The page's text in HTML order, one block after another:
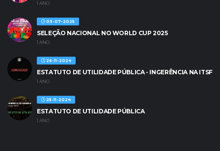
1 ANO
09-07-2025
SELEÇÃO NACIONAL NO WORLD CUP 2025
1 ANO
26-11-2024
ESTATUTO DE UTILIDADE PÚBLICA - INGERÊNCIA NA ITSF
1 ANO
25-11-2024
ESTATUTO DE UTILIDADE PÚBLICA
1 ANO